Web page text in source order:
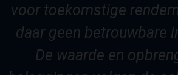
voor toekomstige
daar geen betrouwbare
De waarde en